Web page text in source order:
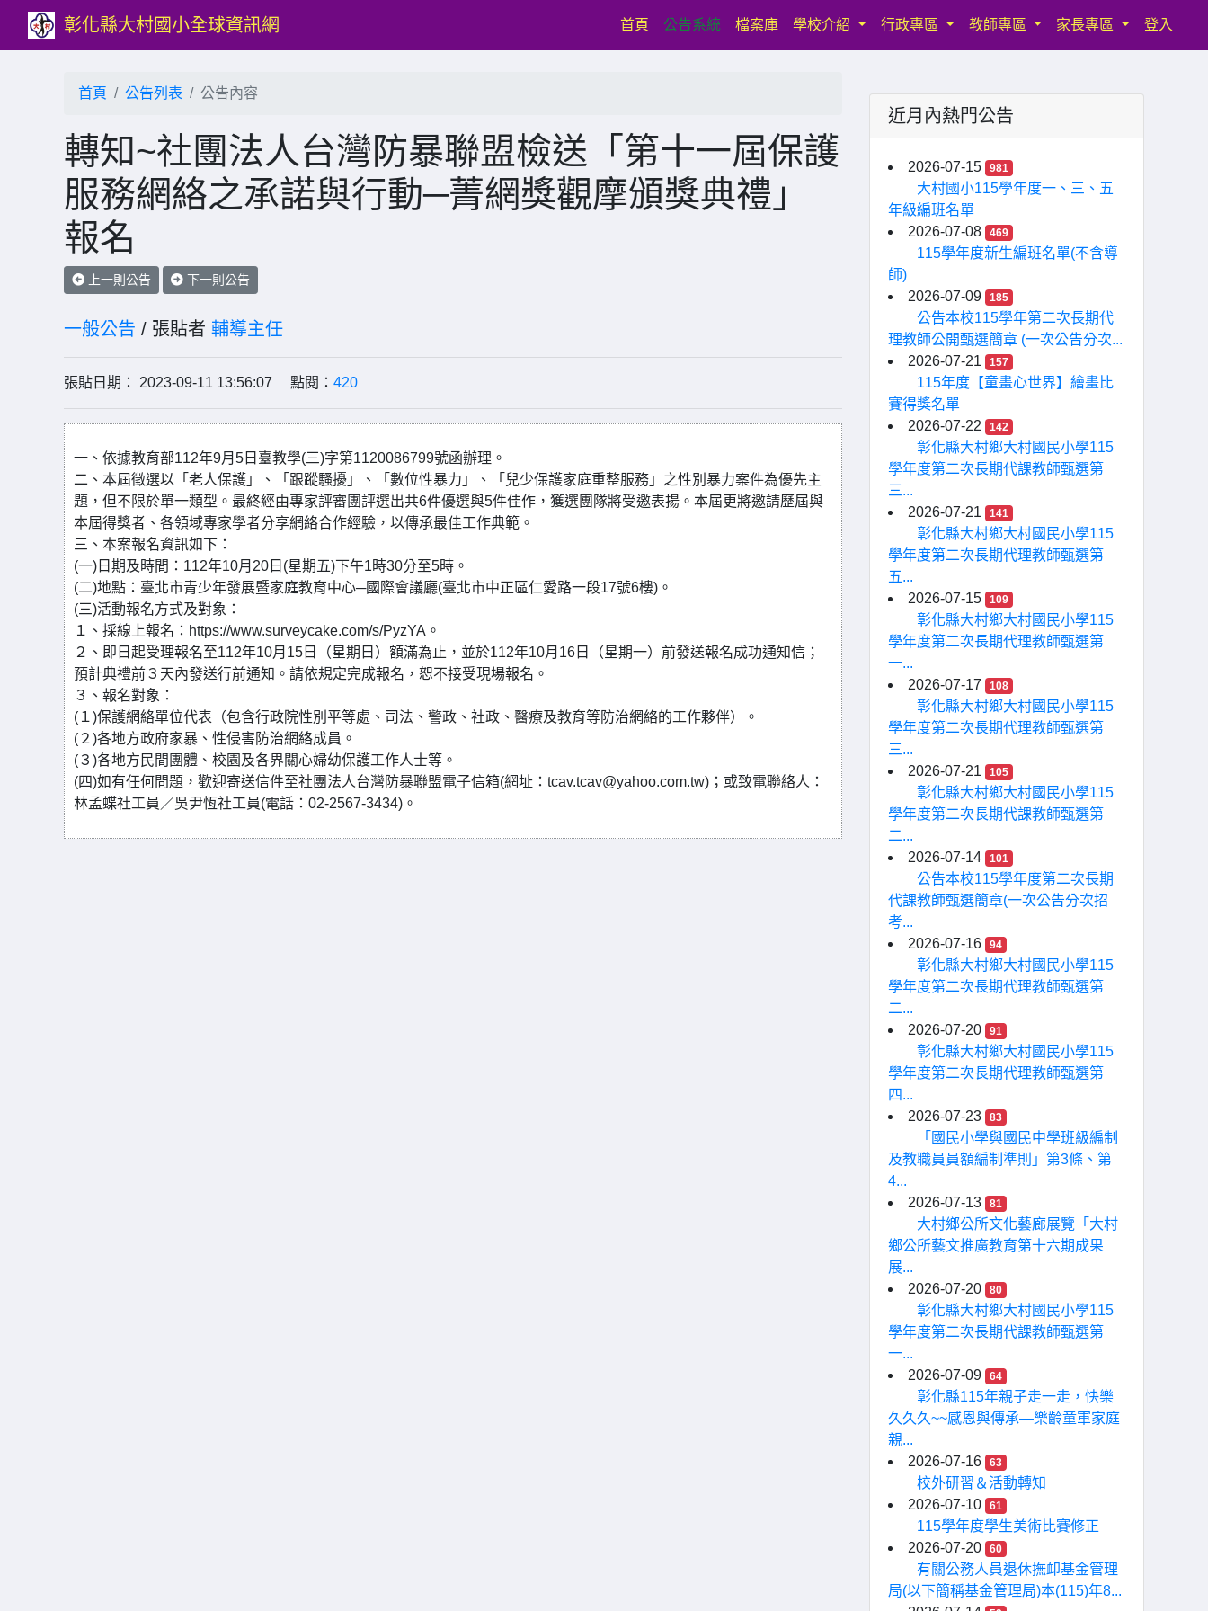
彰化縣大村國小全球資訊網 首頁 (current)
公告系統 檔案庫 學校介紹 行政專區 教師專區 家長專區 登入
首頁 公告列表 公告內容
轉知~社團法人台灣防暴聯盟檢送「第十一屆保護
服務網絡之承諾與行動─菁網獎觀摩頒獎典禮」
報名
上一則公告 下一則公告
一般公告 / 張貼者 輔導主任
張貼日期： 2023-09-11 13:56:07 點閱： 420
一、依據教育部112年9月5日臺教學(三)字第1120086799號函辦理。
二、本屆徵選以「老人保護」、「跟蹤騷擾」、「數位性暴力」、「兒少保護家庭重整服務」之性別暴力案件為優先主
題，但不限於單一類型。最終經由專家評審團評選出共6件優選與5件佳作，獲選團隊將受邀表揚。本屆更將邀請歷屆與
本屆得獎者、各領域專家學者分享網絡合作經驗，以傳承最佳工作典範。
三、本案報名資訊如下：
(一)日期及時間：112年10月20日(星期五)下午1時30分至5時。
(二)地點：臺北市青少年發展暨家庭教育中心─國際會議廳(臺北市中正區仁愛路一段17號6樓)。
(三)活動報名方式及對象：
１、採線上報名：https://www.surveycake.com/s/PyzYA。
２、即日起受理報名至112年10月15日（星期日）額滿為止，並於112年10月16日（星期一）前發送報名成功通知信；
預計典禮前３天內發送行前通知。請依規定完成報名，恕不接受現場報名。
３、報名對象：
(１)保護網絡單位代表（包含行政院性別平等處、司法、警政、社政、醫療及教育等防治網絡的工作夥伴）。
(２)各地方政府家暴、性侵害防治網絡成員。
(３)各地方民間團體、校園及各界關心婦幼保護工作人士等。
(四)如有任何問題，歡迎寄送信件至社團法人台灣防暴聯盟電子信箱(網址：tcav.tcav@yahoo.com.tw)；或致電聯絡人：
林孟蝶社工員／吳尹恆社工員(電話：02-2567-3434)。
近月內熱門公告
2026-07-15 981
大村國小115學年度一、三、五
年級編班名單
2026-07-08
469
115學年度新生編班名單(不含導
師)
2026-07-09
185
公告本校115學年第二次長期代
理教師公開甄選簡章 (一次公告分次...
2026-07-21
157
115年度【童畫心世界】繪畫比
賽得獎名單
2026-07-22
142
彰化縣大村鄉大村國民小學115
學年度第二次長期代課教師甄選第
三...
2026-07-21
141
彰化縣大村鄉大村國民小學115
學年度第二次長期代理教師甄選第
五...
2026-07-15
109
彰化縣大村鄉大村國民小學115
學年度第二次長期代理教師甄選第
一...
2026-07-17
108
彰化縣大村鄉大村國民小學115
學年度第二次長期代理教師甄選第
三...
2026-07-21
105
彰化縣大村鄉大村國民小學115
學年度第二次長期代課教師甄選第
二...
2026-07-14
101
公告本校115學年度第二次長期
代課教師甄選簡章(一次公告分次招
考...
2026-07-16
94
彰化縣大村鄉大村國民小學115
學年度第二次長期代理教師甄選第
二...
2026-07-20
91
彰化縣大村鄉大村國民小學115
學年度第二次長期代理教師甄選第
四...
2026-07-23
83
「國民小學與國民中學班級編制
及教職員員額編制準則」第3條、第
4...
2026-07-13
81
大村鄉公所文化藝廊展覽「大村
鄉公所藝文推廣教育第十六期成果
展...
2026-07-20
80
彰化縣大村鄉大村國民小學115
學年度第二次長期代課教師甄選第
一...
2026-07-09
64
彰化縣115年親子走一走，快樂
久久久~~感恩與傳承—樂齡童軍家庭
親...
2026-07-16
63
校外研習＆活動轉知
2026-07-10
61
115學年度學生美術比賽修正
2026-07-20
60
有關公務人員退休撫卹基金管理
局(以下簡稱基金管理局)本(115)年8...